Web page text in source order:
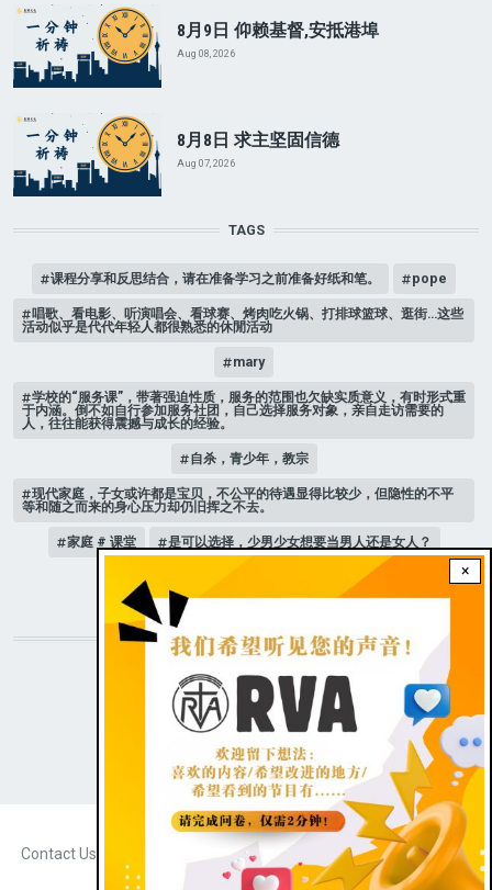
×
8月9日 仰赖基督,安抵港埠
Aug 08, 2026
8月8日 求主坚固信德
Aug 07, 2026
TAGS
课程分享和反思结合，请在准备学习之前准备好纸和笔。 pope
唱歌、看电影、听演唱会、看球赛、烤肉吃火锅、打排球篮球、逛街…这些
活动似乎是代代年轻人都很熟悉的休閒活动
mary
学校的“服务课”，带著强迫性质，服务的范围也欠缺实质意义，有时形式重
于内涵。倒不如自行参加服务社团，自己选择服务对象，亲自走访需要的
人，往往能获得震撼与成长的经验。
自杀，青少年，教宗
现代家庭，子女或许都是宝贝，不公平的待遇显得比较少，但隐性的不平
等和随之而来的身心压力却仍旧挥之不去。
家庭 # 课堂 是可以选择，少男少女想要当男人还是女人？
STAY CONNECTED WITH US!
Contact Us
Dark theme